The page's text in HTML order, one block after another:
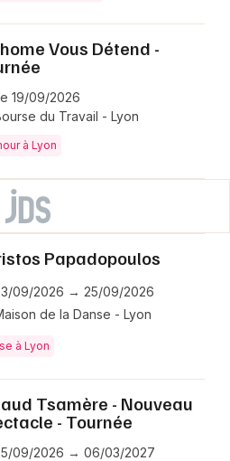
Vous Détend -
19/09/2026
du Travail - Lyon
à Lyon
Papadopoulos
09/2026 → 25/09/2026
de la Danse - Lyon
à Lyon
Tsamère - Nouveau
- Tournée
09/2026 → 06/03/2027